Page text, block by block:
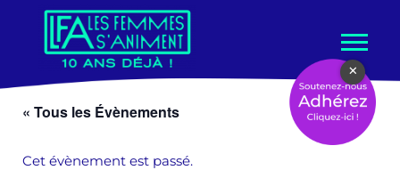
contenu
« Tous les Évènements
Cet évènement est passé.
×